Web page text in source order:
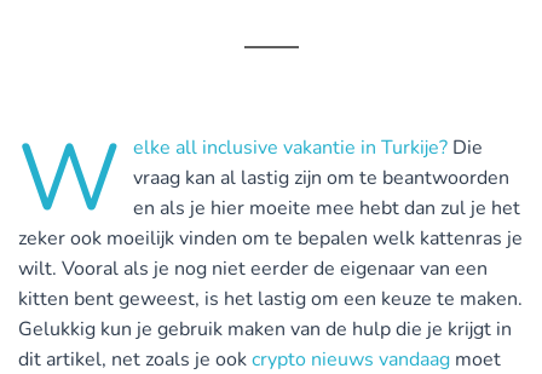
W elke all inclusive vakantie in Turkije? Die
vraag kan al lastig zijn om te beantwoorden
en als je hier moeite mee hebt dan zul je het
zeker ook moeilijk vinden om te bepalen welk kattenras je
wilt. Vooral als je nog niet eerder de eigenaar van een
kitten bent geweest, is het lastig om een keuze te maken.
Gelukkig kun je gebruik maken van de hulp die je krijgt in
dit artikel, net zoals je ookcrypto nieuws vandaag moet